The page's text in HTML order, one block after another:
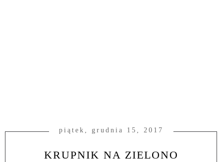
piątek, grudnia 15, 2017
KRUPNIK NA ZIELONO